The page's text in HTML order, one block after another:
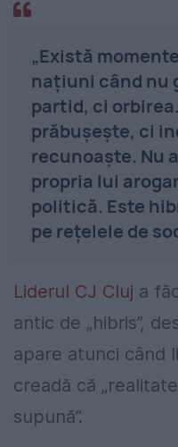
„Există
națiuni când nu
partid, ci
prăbușește, ci
recunoaște. Nu
propria lui
politică. Este
pe rețelele de
Liderul CJ Cluj a
antic de „hibris”,
apare atunci când
creadă că
supună”.